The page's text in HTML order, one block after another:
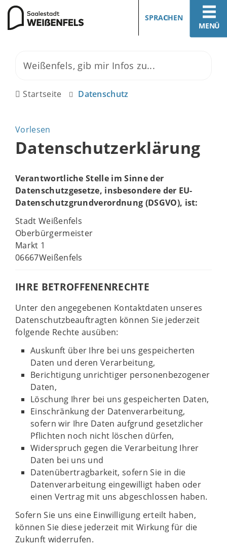
MENÜ
SPRACHEN
Startseite Datenschutz
Vorlesen
Datenschutzerklärung
Verantwortliche Stelle im Sinne der
Datenschutzgesetze, insbesondere der EU-
Datenschutzgrundverordnung (DSGVO), ist:
Stadt Weißenfels
Oberbürgermeister
Markt 1
06667Weißenfels
IHRE BETROFFENENRECHTE
Unter den angegebenen Kontaktdaten unseres
Datenschutzbeauftragten können Sie jederzeit
folgende Rechte ausüben:
Auskunft über Ihre bei uns gespeicherten
Daten und deren Verarbeitung,
Berichtigung unrichtiger personenbezogener
Daten,
Löschung Ihrer bei uns gespeicherten Daten,
Einschränkung der Datenverarbeitung,
sofern wir Ihre Daten aufgrund gesetzlicher
Pflichten noch nicht löschen dürfen,
Widerspruch gegen die Verarbeitung Ihrer
Daten bei uns und
Datenübertragbarkeit, sofern Sie in die
Datenverarbeitung eingewilligt haben oder
einen Vertrag mit uns abgeschlossen haben.
Sofern Sie uns eine Einwilligung erteilt haben,
können Sie diese jederzeit mit Wirkung für die
Zukunft widerrufen.